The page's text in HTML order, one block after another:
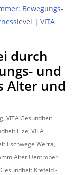
durch
und
Alter und
, VITA Gesundheit
Elze, VITA
Eschwege Werra,
Alter Uentroper
Gesundheit Krefeld -